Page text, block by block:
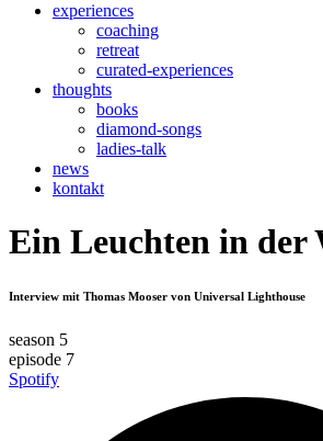
experiences
coaching
retreat
curated-experiences
thoughts
books
diamond-songs
ladies-talk
news
kontakt
Ein Leuchten in der
Interview mit Thomas Mooser von Universal Lighthouse
season 5
episode 7
Spotify